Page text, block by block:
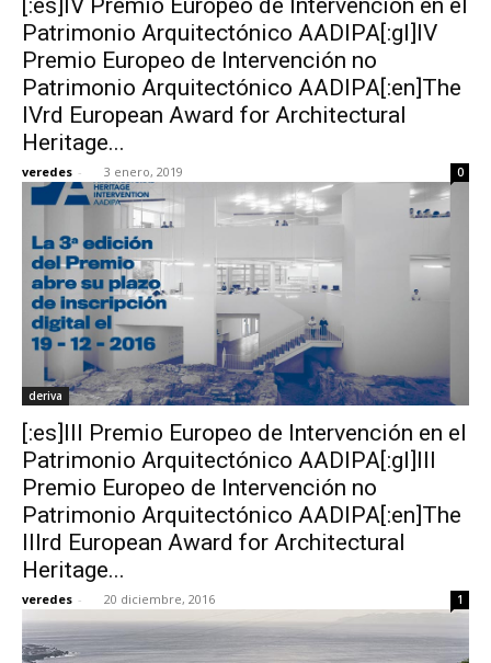
[:es]IV Premio Europeo de Intervención en el
Patrimonio Arquitectónico AADIPA[:gl]IV
Premio Europeo de Intervención no
Patrimonio Arquitectónico AADIPA[:en]The
IVrd European Award for Architectural
Heritage...
veredes - 3 enero, 2019 0
deriva
[:es]III Premio Europeo de Intervención en el
Patrimonio Arquitectónico AADIPA[:gl]III
Premio Europeo de Intervención no
Patrimonio Arquitectónico AADIPA[:en]The
IIIrd European Award for Architectural
Heritage...
veredes - 20 diciembre, 2016 1